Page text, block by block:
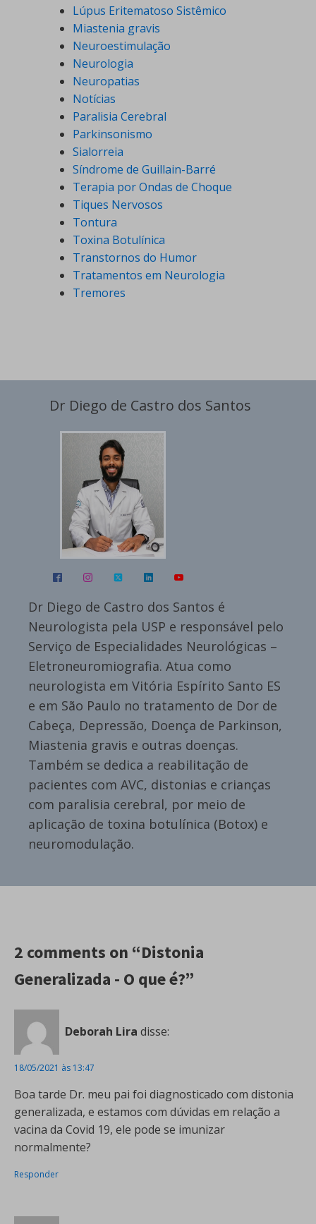
Lúpus Eritematoso Sistêmico
Miastenia gravis
Neuroestimulação
Neurologia
Neuropatias
Notícias
Paralisia Cerebral
Parkinsonismo
Sialorreia
Síndrome de Guillain-Barré
Terapia por Ondas de Choque
Tiques Nervosos
Tontura
Toxina Botulínica
Transtornos do Humor
Tratamentos em Neurologia
Tremores
Dr Diego de Castro dos Santos
Dr Diego de Castro dos Santos é
Neurologista pela USP e responsável pelo
Serviço de Especialidades Neurológicas –
Eletroneuromiografia. Atua como
neurologista em Vitória Espírito Santo ES
e em São Paulo no tratamento de Dor de
Cabeça, Depressão, Doença de Parkinson,
Miastenia gravis e outras doenças.
Também se dedica a reabilitação de
pacientes com AVC, distonias e crianças
com paralisia cerebral, por meio de
aplicação de toxina botulínica (Botox) e
neuromodulação.
2 comments on “Distonia
Generalizada - O que é?”
Deborah Lira disse:
18/05/2021 às 13:47
Boa tarde Dr. meu pai foi diagnosticado com distonia
generalizada, e estamos com dúvidas em relação a
vacina da Covid 19, ele pode se imunizar
normalmente?
Responder